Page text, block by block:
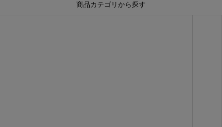
商品カテゴリから探す